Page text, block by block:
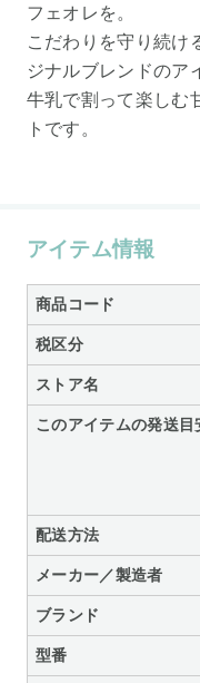
フェオレを。
こだわりを守り続け
ジナルブレンドのア
牛乳で割って楽しむ
トです。
アイテム情報
商品コード
税区分
ストア名
このアイテムの発送目
配送方法
メーカー／製造者
ブランド
型番